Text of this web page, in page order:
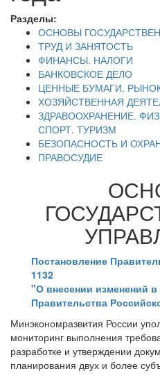
Разделы:
ОСНОВЫ
ТРУД И ЗАНЯТОСТЬ
ФИНАНСЫ. НАЛОГИ
БАНКОВСКОЕ ДЕЛО
ЦЕННЫЕ БУМАГИ.
ХОЗЯЙСТВЕННАЯ
ЗДРАВООХРАНЕНИЕ.
СПОРТ. ТУРИЗМ
БЕЗОПАСНОСТЬ И
ПРАВОСУДИЕ
Постановление
1132
"О внесении изменений
Правительства
Минэкономразвития России
мониторинг выполнения
разработке и утверждении
планирования двух и более